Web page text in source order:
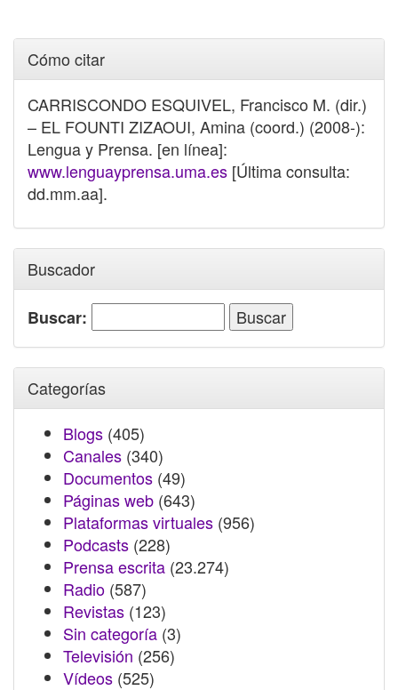
Cómo citar
CARRISCONDO ESQUIVEL, Francisco M. (dir.)
– EL FOUNTI ZIZAOUI, Amina (coord.) (2008-):
Lengua y Prensa. [en línea]:
www.lenguayprensa.uma.es [Última consulta:
dd.mm.aa].
Buscador
Buscar:
Categorías
Blogs (405)
Canales (340)
Documentos (49)
Páginas web (643)
Plataformas virtuales (956)
Podcasts (228)
Prensa escrita (23.274)
Radio (587)
Revistas (123)
Sin categoría (3)
Televisión (256)
Vídeos (525)